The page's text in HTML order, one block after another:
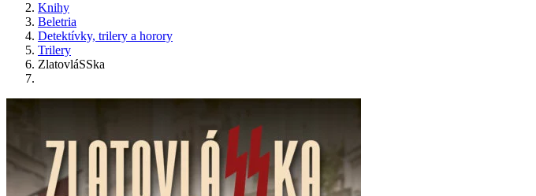
Knihy
Beletria
Detektívky, trilery a horory
Trilery
ZlatovláSSka